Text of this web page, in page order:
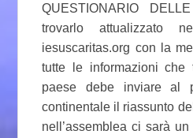
QUESTIONARIO
trovarlo attualizzato
iesuscaritas.org con la
tutte le informazioni che
paese debe inviare al
continentale il riassunto
nell’assemblea ci sarà